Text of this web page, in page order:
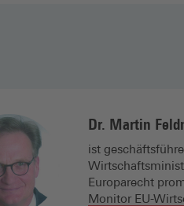
Dr. Martin
ist
Europarecht
Monitor EU-